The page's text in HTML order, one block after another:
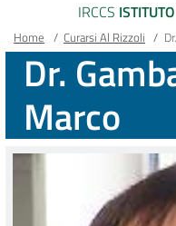
IRCCS
Main container
Briciole
di
pane
Home / Curarsi Al Rizzoli /
Dr.
Marco